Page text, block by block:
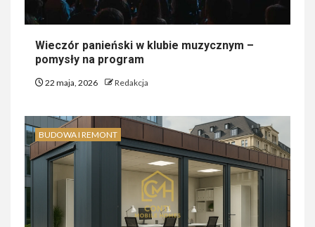
Wieczór panieński w klubie muzycznym –
pomysły na program
22 maja, 2026 Redakcja
BUDOWA I REMONT